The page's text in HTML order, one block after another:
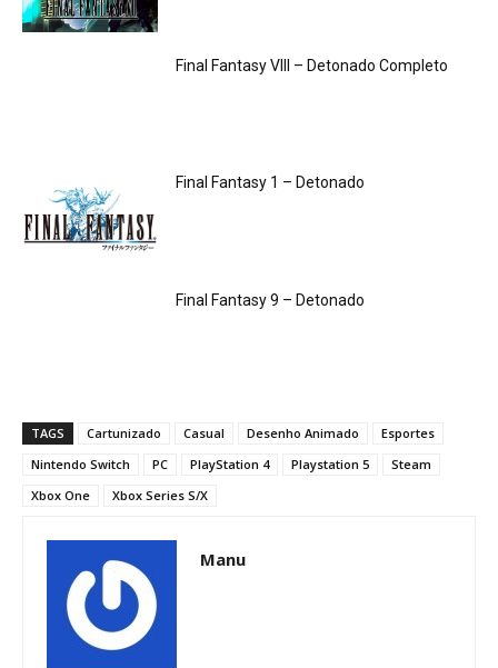
Final Fantasy VIII – Detonado Completo
Final Fantasy 1 – Detonado
Final Fantasy 9 – Detonado
TAGS Cartunizado Casual Desenho Animado
Esportes
Nintendo Switch
PC PlayStation 4 Playstation 5
Steam
Xbox One
Xbox Series S/X
Manu